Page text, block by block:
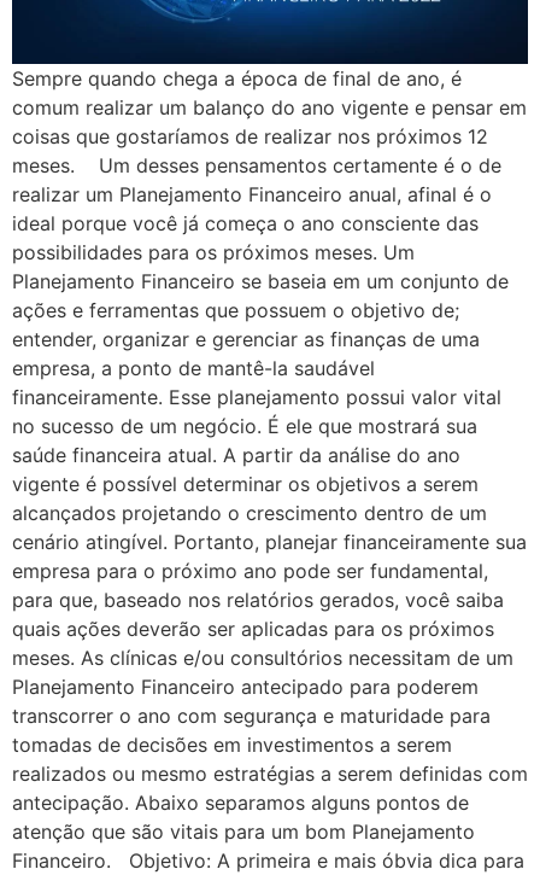
Sempre quando chega a época de final de ano, é
comum realizar um balanço do ano vigente e pensar em
coisas que gostaríamos de realizar nos próximos 12
meses. Um desses pensamentos certamente é o de
realizar um Planejamento Financeiro anual, afinal é o
ideal porque você já começa o ano consciente das
possibilidades para os próximos meses. Um
Planejamento Financeiro se baseia em um conjunto de
ações e ferramentas que possuem o objetivo de;
entender, organizar e gerenciar as finanças de uma
empresa, a ponto de mantê-la saudável
financeiramente. Esse planejamento possui valor vital
no sucesso de um negócio. É ele que mostrará sua
saúde financeira atual. A partir da análise do ano
vigente é possível determinar os objetivos a serem
alcançados projetando o crescimento dentro de um
cenário atingível. Portanto, planejar financeiramente sua
empresa para o próximo ano pode ser fundamental,
para que, baseado nos relatórios gerados, você saiba
quais ações deverão ser aplicadas para os próximos
meses. As clínicas e/ou consultórios necessitam de um
Planejamento Financeiro antecipado para poderem
transcorrer o ano com segurança e maturidade para
tomadas de decisões em investimentos a serem
realizados ou mesmo estratégias a serem definidas com
antecipação. Abaixo separamos alguns pontos de
atenção que são vitais para um bom Planejamento
Financeiro. Objetivo: A primeira e mais óbvia dica para